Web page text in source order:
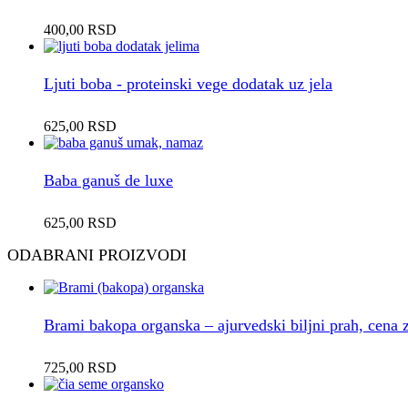
400,00 RSD
Ljuti boba - proteinski vege dodatak uz jela
625,00 RSD
Baba ganuš de luxe
625,00 RSD
ODABRANI PROIZVODI
Brami bakopa organska – ajurvedski biljni prah, cena
725,00 RSD